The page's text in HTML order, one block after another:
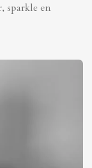
sparkle en